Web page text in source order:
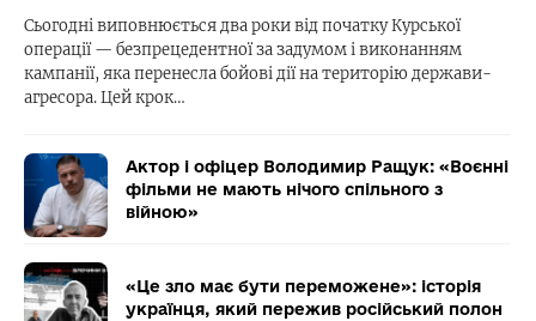
Сьогодні виповнюється два роки від початку Курської
операції — безпрецедентної за задумом і виконанням
кампанії, яка перенесла бойові дії на територію держави-
агресора. Цей крок…
Актор і офіцер Володимир Ращук: «Воєнні
фільми не мають нічого спільного з
війною»
«Це зло має бути переможене»: історія
українця, який пережив російський полон